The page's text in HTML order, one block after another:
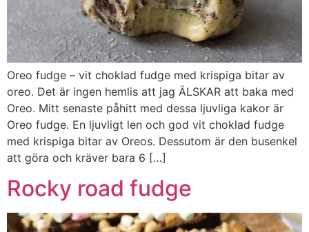
Oreo fudge – vit choklad fudge med krispiga bitar av
oreo. Det är ingen hemlis att jag ÄLSKAR att baka med
Oreo. Mitt senaste påhitt med dessa ljuvliga kakor är
Oreo fudge. En ljuvligt len och god vit choklad fudge
med krispiga bitar av Oreos. Dessutom är den busenkel
att göra och kräver bara 6 […]
Rocky road fudge